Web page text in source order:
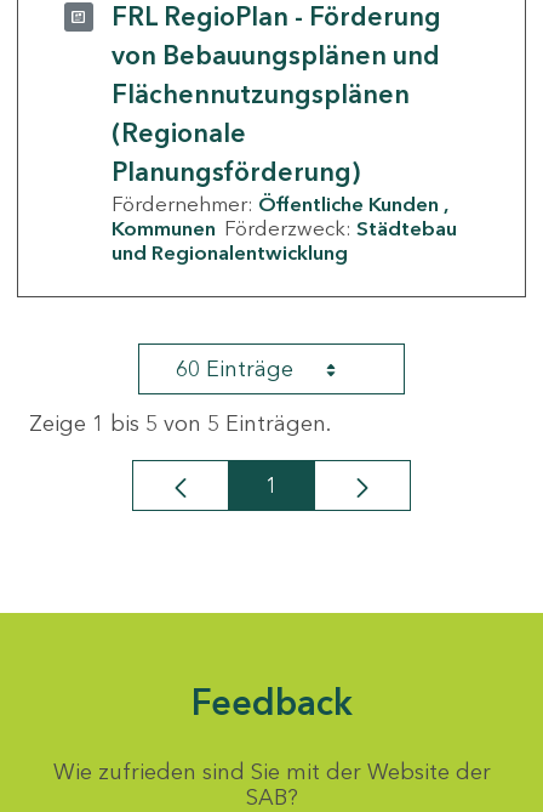
FRL RegioPlan - Förderung
von Bebauungsplänen und
Flächennutzungsplänen
(Regionale
Planungsförderung)
Fördernehmer: Öffentliche Kunden
Kommunen Förderzweck: Städtebau
und Regionalentwicklung
60 Einträge
Zeige 1 bis 5 von 5 Einträgen.
Seite
1
Feedback
Wie zufrieden sind Sie mit der Website der
SAB?